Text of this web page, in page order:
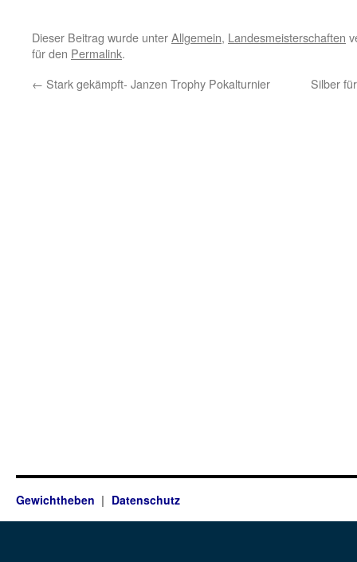
Dieser Beitrag wurde unterAllgemein, Landesmeisterschaften
für den Permalink.
← Stark gekämpft- Janzen Trophy Pokalturnier Silber
Gewichtheben Datenschutz